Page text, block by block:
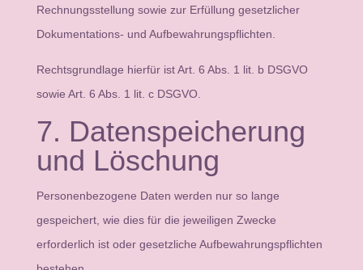
Rechnungsstellung sowie zur Erfüllung gesetzlicher
Dokumentations- und Aufbewahrungspflichten.
Rechtsgrundlage hierfür ist Art. 6 Abs. 1 lit. b DSGVO
sowie Art. 6 Abs. 1 lit. c DSGVO.
7. Datenspeicherung
und Löschung
Personenbezogene Daten werden nur so lange
gespeichert, wie dies für die jeweiligen Zwecke
erforderlich ist oder gesetzliche Aufbewahrungspflichten